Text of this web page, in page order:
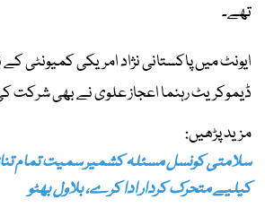
تھے۔
ایونٹ میں پاکستانی نژاد امریکی کمیونٹی
ڈیموکریٹ رہنما اعجاز علوی نے بھی شرکت
مزید پڑھیں:
سلامتی کونسل مسئلہ کشمیر سمیت تمام
کیلیے متحرک کردار ادا کرے، بلاول بھٹو